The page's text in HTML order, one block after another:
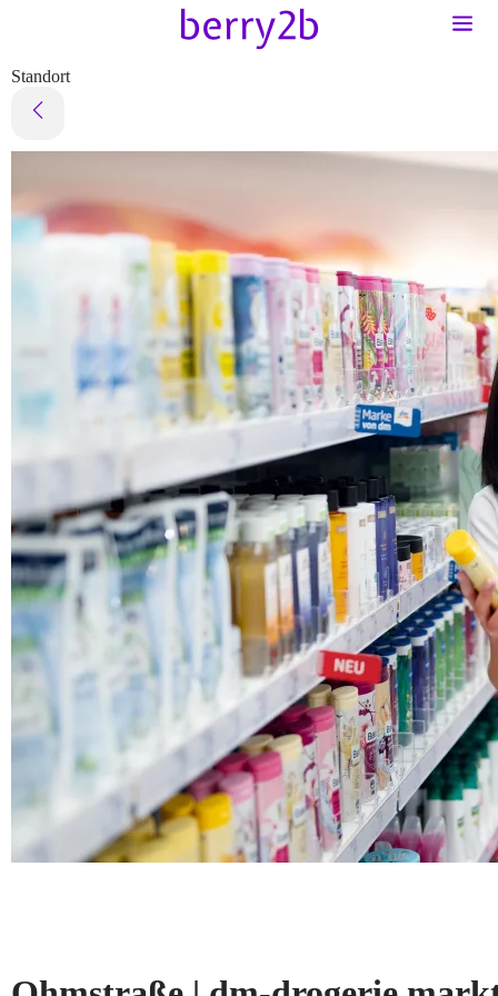
Standort